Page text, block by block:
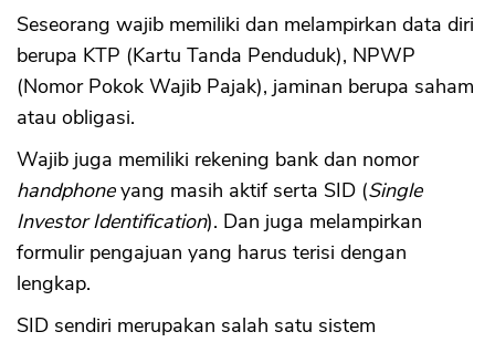
Seseorang wajib memiliki dan melampirkan data diri
berupa KTP (Kartu Tanda Penduduk), NPWP
(Nomor Pokok Wajib Pajak), jaminan berupa saham
atau obligasi.
Wajib juga memiliki rekening bank dan nomor
handphoneyang masih aktif serta SID (Single
Investor Identification). Dan juga melampirkan
formulir pengajuan yang harus terisi dengan
lengkap.
SID sendiri merupakan salah satu sistem